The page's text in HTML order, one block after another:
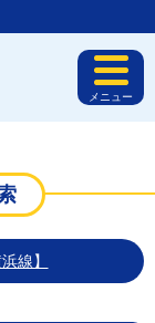
メニュー
線】